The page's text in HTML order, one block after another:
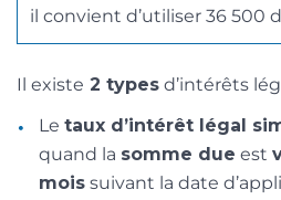
il convient d’utiliser 36 500
Il existe 2 types d’intérêts
Le taux d’intérêt légal
quand la somme due est
mois suivant la date